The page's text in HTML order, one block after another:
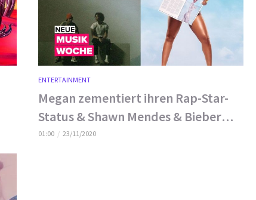
ENTERTAINMENT
Megan zementiert ihren Rap-Star-
Status & Shawn Mendes & Bieber
arbeiten zusammen
01:00 23/11/2020